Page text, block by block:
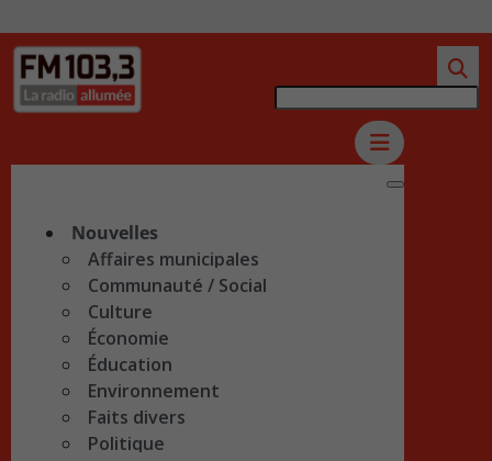
Nouvelles
Affaires municipales
Communauté / Social
Culture
Économie
Éducation
Environnement
Faits divers
Politique